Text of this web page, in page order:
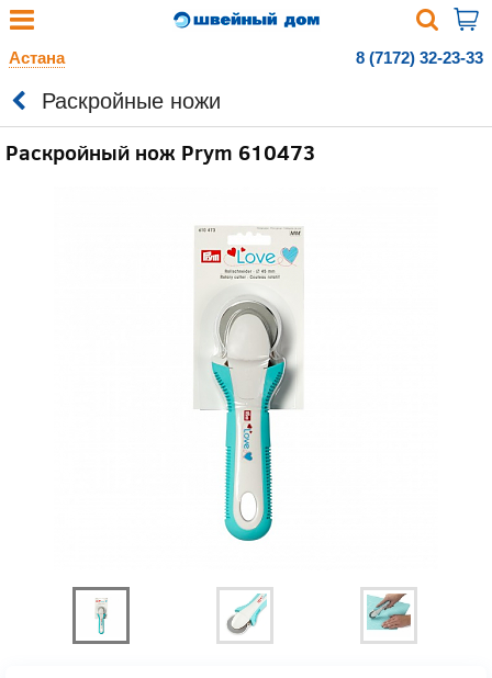
Астана 8 (7172) 32-23-33
Раскройные ножи
Раскройный нож Prym 610473